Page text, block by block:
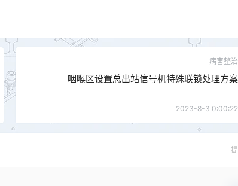
病害整治
咽喉区设置总出站信号机特殊联锁处理方案
2023-8-3 0:00:22